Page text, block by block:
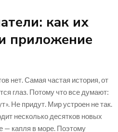
как их
приложение
нет. Самая частая история, от
глаз. Потому что все думают:
Не придут. Мир устроен не так.
несколько десятков новых
— капля в море. Поэтому